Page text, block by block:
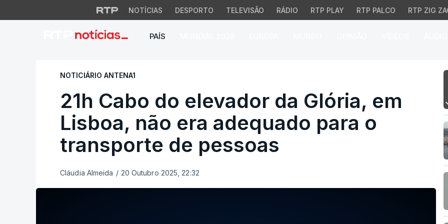
NOTÍCIAS DESPORTO TELEVISÃO RÁDIO RTP PLAY RTP PALCO RTP ZIG
PAÍS
21h Cabo do elevador da Glória, em
NOTICIÁRIO ANTENA1
21h Cabo do elevador da Glória, em
Lisboa, não era adequado para o
transporte de pessoas
Cláudia Almeida / 20 Outubro 2025, 22:32